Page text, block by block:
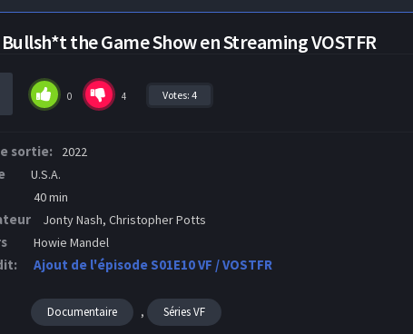
the Game Show en Streaming VOSTFR
0 4 Votes: 4
sortie: 2022
U.S.A.
40 min
Jonty Nash, Christopher Potts
Howie Mandel
Ajout de l'épisode S01E10 VF / VOSTFR
Documentaire , Séries VF